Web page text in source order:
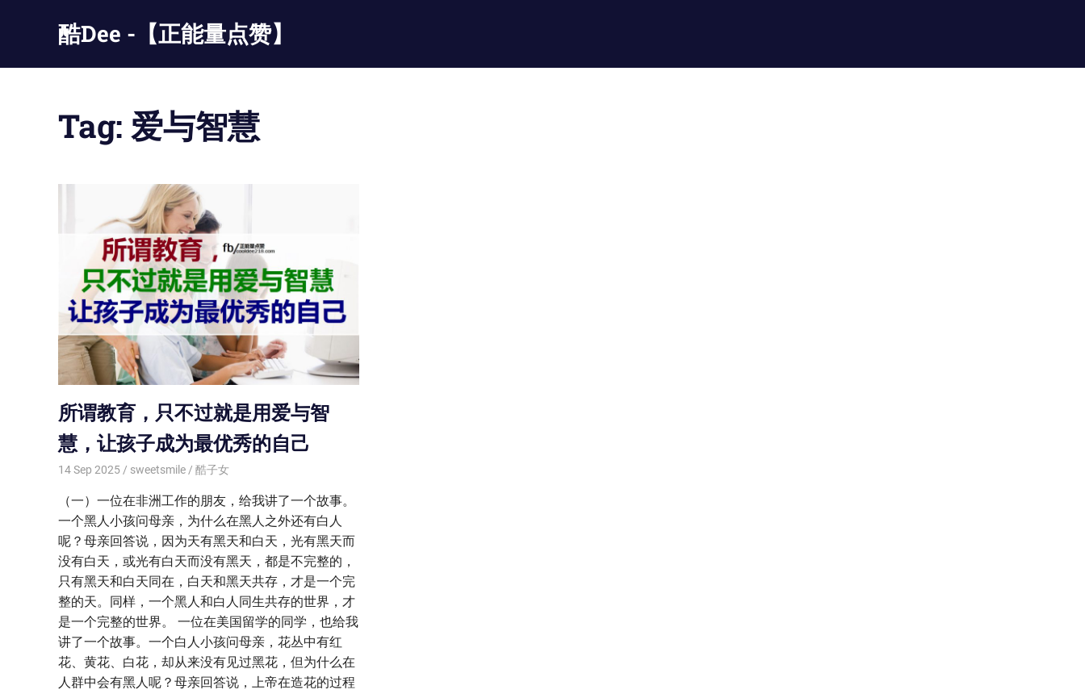
酷Dee -【正能量点赞】
酷
只
酷
Tag: 爱与智慧
所谓教育，只不过就是用爱与智
慧，让孩子成为最优秀的自己
14 Sep 2025 sweetsmile 酷子女
（一）一位在非洲工作的朋友，给我讲了一个故事。
一个黑人小孩问母亲，为什么在黑人之外还有白人
呢？母亲回答说，因为天有黑天和白天，光有黑天而
没有白天，或光有白天而没有黑天，都是不完整的，
只有黑天和白天同在，白天和黑天共存，才是一个完
整的天。同样，一个黑人和白人同生共存的世界，才
是一个完整的世界。 一位在美国留学的同学，也给我
讲了一个故事。一个白人小孩问母亲，花丛中有红
花、黄花、白花，却从来没有见过黑花，但为什么在
人群中会有黑人呢？母亲回答说，上帝在造花的过程